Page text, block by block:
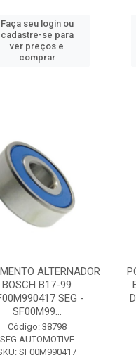
Faça seu login ou
cadastre-se para
ver preços e
comprar
ALTERNADOR
BOSCH B17-99
SEG -
SF00M99...
Código: 38798
SEG AUTOMOTIVE
SF00M990417